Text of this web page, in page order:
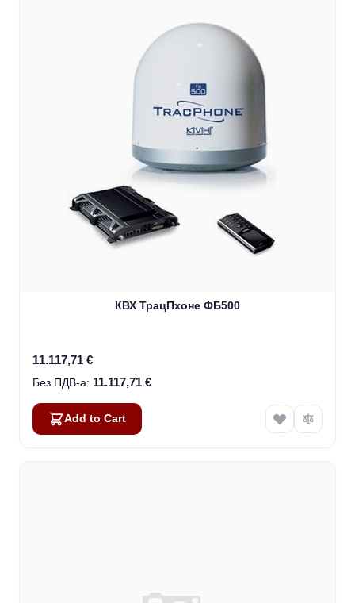
КВХ ТрацПхоне ФБ500
11.117,71 €
11.117,71 €
Add to Cart